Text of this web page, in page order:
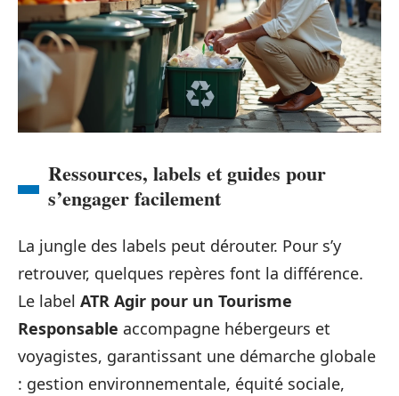
Ressources, labels et guides pour
s’engager facilement
La jungle des labels peut dérouter. Pour s’y
retrouver, quelques repères font la différence.
Le label ATR Agir pour un Tourisme
Responsable accompagne hébergeurs et
voyagistes, garantissant une démarche globale
: gestion environnementale, équité sociale,